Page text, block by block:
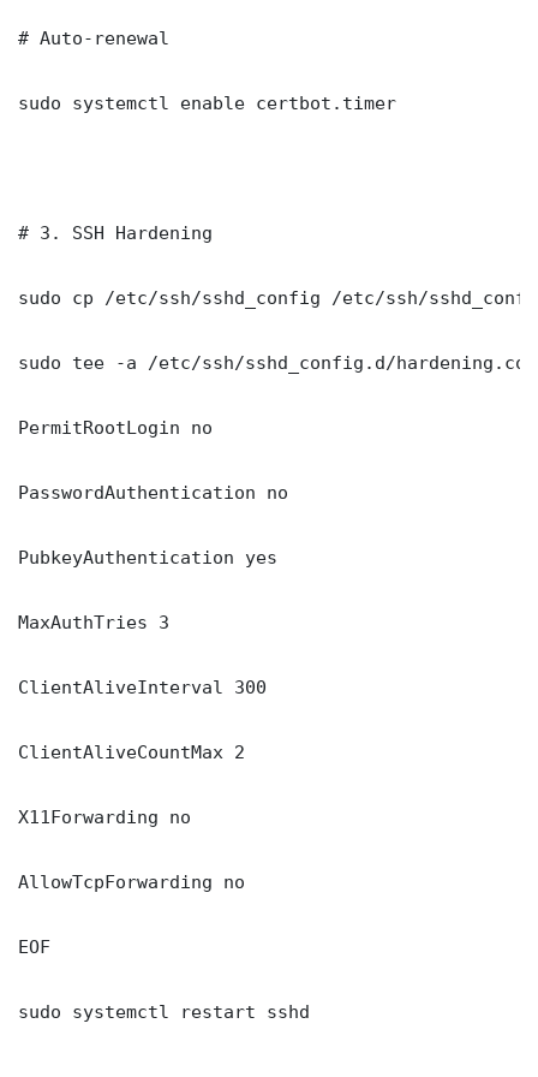
# Auto-renewal
sudo systemctl enable certbot.timer
# 3. SSH Hardening
sudo cp /etc/ssh/sshd_config /etc/ssh/
sudo tee -a /etc/ssh/sshd_config.d/
PermitRootLogin no
PasswordAuthentication no
PubkeyAuthentication yes
MaxAuthTries 3
ClientAliveInterval 300
ClientAliveCountMax 2
X11Forwarding no
AllowTcpForwarding no
EOF
sudo systemctl restart sshd